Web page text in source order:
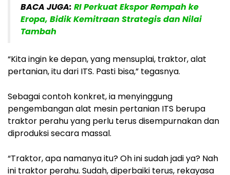
BACA JUGA: RI Perkuat Ekspor Rempah ke
Eropa, Bidik Kemitraan Strategis dan Nilai
Tambah
“Kita ingin ke depan, yang mensuplai, traktor, alat
pertanian, itu dari ITS. Pasti bisa,” tegasnya.
Sebagai contoh konkret, ia menyinggung
pengembangan alat mesin pertanian ITS berupa
traktor perahu yang perlu terus disempurnakan dan
diproduksi secara massal.
“Traktor, apa namanya itu? Oh ini sudah jadi ya? Nah
ini traktor perahu. Sudah, diperbaiki terus, rekayasa